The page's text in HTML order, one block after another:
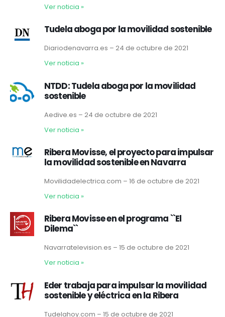
Ver noticia »
Tudela aboga por la movilidad sostenible
Diariodenavarra.es – 24 de octubre de 2021
Ver noticia »
NTDD: Tudela aboga por la movilidad
sostenible
Aedive.es – 24 de octubre de 2021
Ver noticia »
Ribera Movisse, el proyecto para impulsar
la movilidad sostenible en Navarra
Movilidadelectrica.com – 16 de octubre de 2021
Ver noticia »
Ribera Movisse en el programa ``El
Dilema``
Navarratelevision.es – 15 de octubre de 2021
Ver noticia »
Eder trabaja para impulsar la movilidad
sostenible y eléctrica en la Ribera
Tudelahoy.com – 15 de octubre de 2021